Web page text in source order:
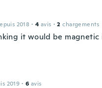
2018 · 4 avis · 2 chargements
it would be
2019 · 6 avis